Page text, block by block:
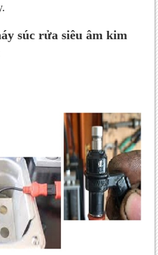
súc rửa siêu âm kim